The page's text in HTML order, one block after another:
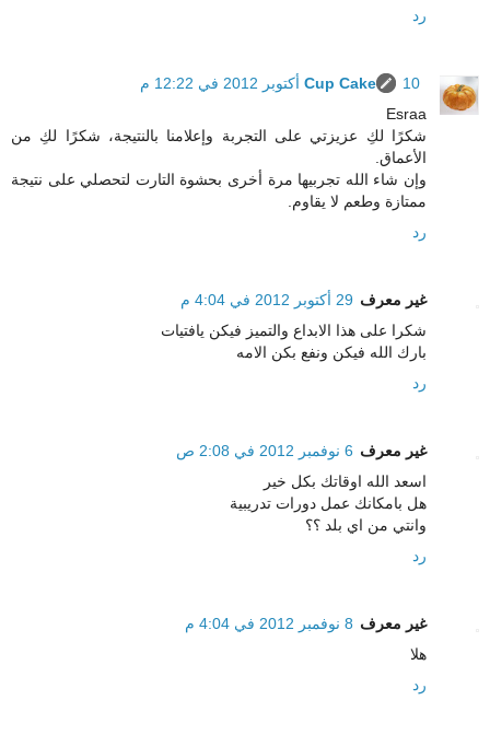
رد
Cup Cake
10 أكتوبر 2012 في 12:22 م
Esraa
شكرًا لكِ عزيزتي على التجربة وإعلامنا بالنتيجة، شكرًا لكِ من
الأعماق.
وإن شاء الله تجربيها مرة أخرى بحشوة التارت لتحصلي على نتيجة
ممتازة وطعم لا يقاوم.
رد
غير معرف 29 أكتوبر 2012 في 4:04 م
شكرا على هذا الابداع والتميز فيكن يافتيات
بارك الله فيكن ونفع بكن الامه
رد
غير معرف 6 نوفمبر 2012 في 2:08 ص
اسعد الله اوقاتك بكل خير
هل بامكانك عمل دورات تدريبية
وانتي من اي بلد ؟؟
رد
غير معرف 8 نوفمبر 2012 في 4:04 م
هلا
رد